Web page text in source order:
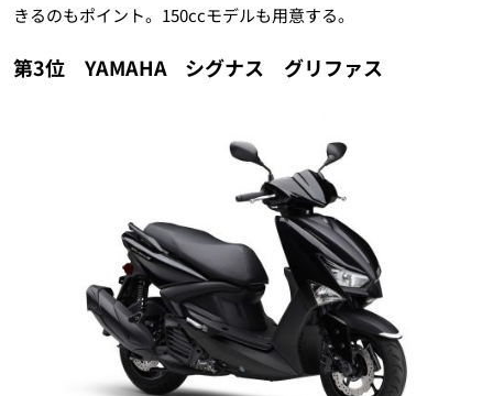
きるのもポイント。150ccモデルも用意する。
第3位 YAMAHA シグナス グリファス